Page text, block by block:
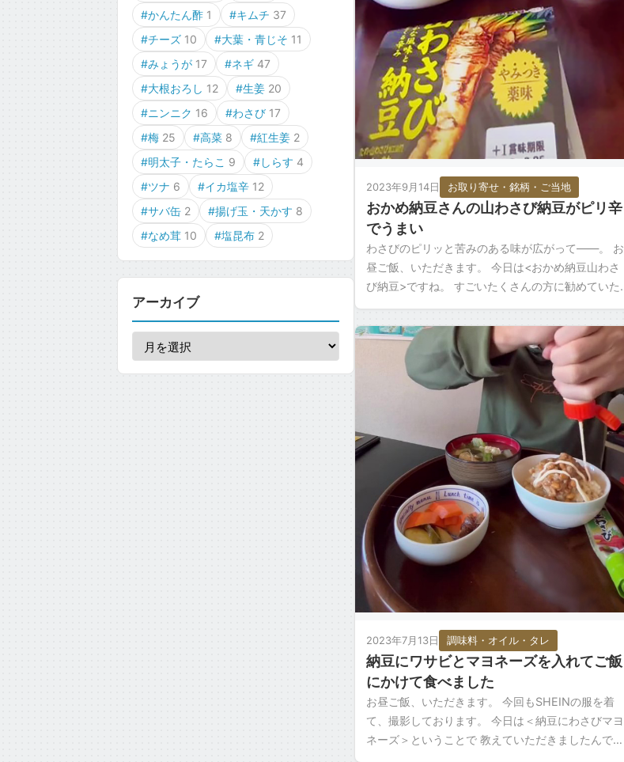
2023年9月14日 お取り寄せ・銘柄・ご当地
おかめ納豆さんの山わさび納豆がピリ辛
でうまい
わさびのピリッと苦みのある味が広がって――。 お
昼ご飯、いただきます。 今日は<おかめ納豆山わさ
び納豆>ですね。 すごいたくさんの方に勧めていた
今まで […]
2023年7月13日 調味料・オイル・タレ
納豆にワサビとマヨネーズを入れてご飯
にかけて食べました
お昼ご飯、いただきます。 今回もSHEINの服を着
て、撮影しております。 今日は＜納豆にわさびマヨ
ネーズ＞ということで 教えていただきましたんで食
#かんたん酢 1 #キムチ 37
#チーズ 10 #大葉・青じそ 11
#みょうが 17 #ネギ 47
#大根おろし 12 #生姜 20
#ニンニク 16 #わさび 17
#梅 25 #高菜 8 #紅生姜 2
#明太子・たらこ 9 #しらす 4
#ツナ 6 #イカ塩辛 12
#サバ缶 2 #揚げ玉・天かす 8
#なめ茸 10 #塩昆布 2
アーカイブ